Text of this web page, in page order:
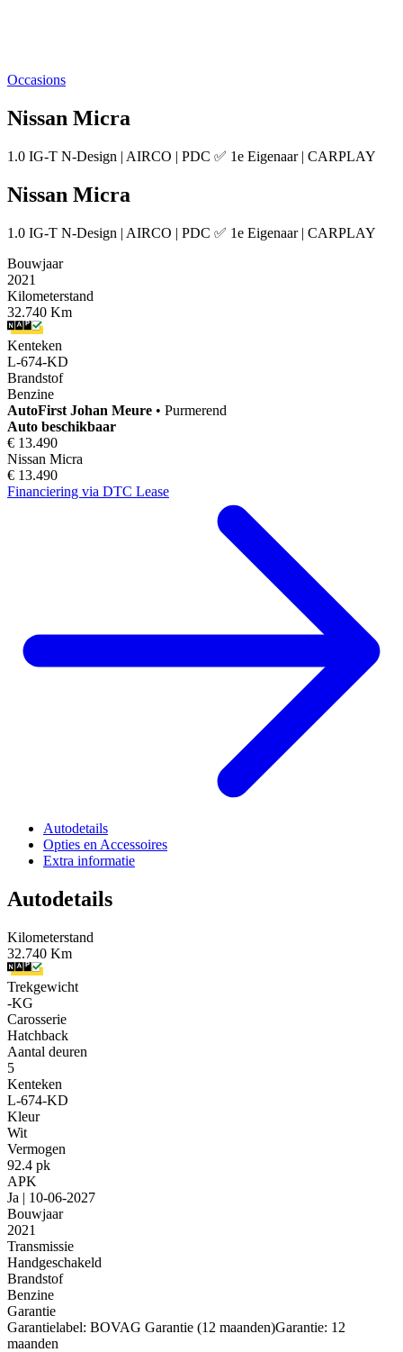
Occasions
Nissan Micra
1.0 IG-T N-Design | AIRCO | PDC ✅ 1e Eigenaar | CARPLAY
Nissan Micra
1.0 IG-T N-Design | AIRCO | PDC ✅ 1e Eigenaar | CARPLAY
Bouwjaar
2021
Kilometerstand
32.740 Km
Kenteken
L-674-KD
Brandstof
Benzine
AutoFirst Johan Meure • Purmerend
Auto beschikbaar
€ 13.490
Nissan Micra
€ 13.490
Financiering via DTC Lease
Autodetails
Opties en Accessoires
Extra informatie
Autodetails
Kilometerstand
32.740 Km
Trekgewicht
-KG
Carosserie
Hatchback
Aantal deuren
5
Kenteken
L-674-KD
Kleur
Wit
Vermogen
92.4 pk
APK
Ja | 10-06-2027
Bouwjaar
2021
Transmissie
Handgeschakeld
Brandstof
Benzine
Garantie
Garantielabel: BOVAG Garantie (12 maanden)Garantie: 12
maanden